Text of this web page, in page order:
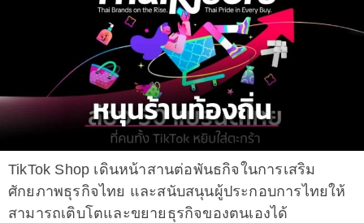
TikTok Shop เดินหน้าสานต่อพันธกิจในการเสริม
ศักยภาพธุรกิจไทย และสนับสนุนผู้ประกอบการไทยให้
สามารถเติบโตและขยายธุรกิจของตนเองได้